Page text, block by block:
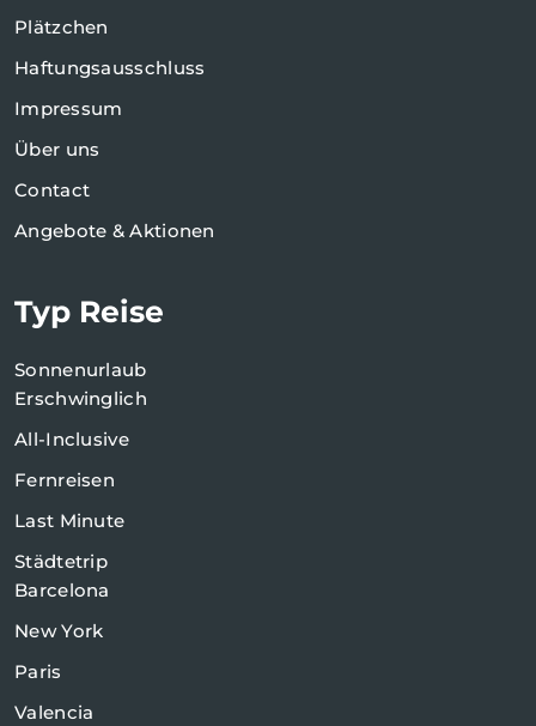
Plätzchen
Haftungsausschluss
Impressum
Über uns
Contact
Angebote & Aktionen
Typ Reise
Sonnenurlaub
Erschwinglich
All-Inclusive
Fernreisen
Last Minute
Städtetrip
Barcelona
New York
Paris
Valencia